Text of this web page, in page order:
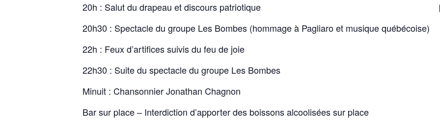
20h : Salut du drapeau et discours patriotique
20h30 : Spectacle du groupe Les Bombes (hommage à Pagliaro et musique québécoise)
22h : Feux d’artifices suivis du feu de joie
22h30 : Suite du spectacle du groupe Les Bombes
Minuit : Chansonnier Jonathan Chagnon
Bar sur place – Interdiction d’apporter des boissons alcoolisées sur place